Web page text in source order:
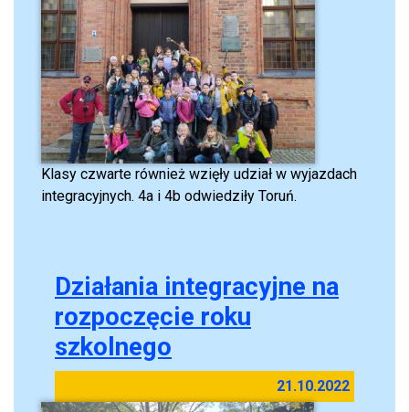
Klasy czwarte również wzięły udział w wyjazdach
integracyjnych. 4a i 4b odwiedziły Toruń.
Działania integracyjne na
rozpoczęcie roku
szkolnego
21.10.2022